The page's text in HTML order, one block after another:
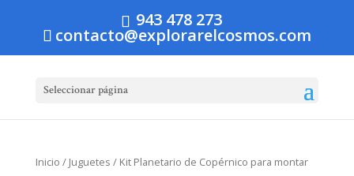
943 478 273
contacto@explorarelcosmos.com
Seleccionar página
Inicio / Juguetes / Kit Planetario de Copérnico para montar